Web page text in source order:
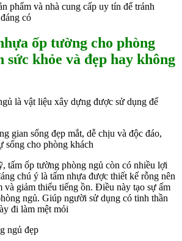
phẩm và nhà cung cấp uy tín để tránh
có
ốp tường cho phòng
sức khỏe và đẹp hay không
là vật liệu xây dựng được sử dụng để
gian sống đẹp mắt, dễ chịu và độc đáo,
sống cho phòng khách
tấm ốp tường phòng ngủ còn có nhiều lợi
chú ý là tấm nhựa được thiết kế rỗng nên
và giảm thiểu tiếng ồn. Điều này tạo sự ấm
ngủ. Giúp người sử dụng có tinh thần
đi làm mệt mỏi